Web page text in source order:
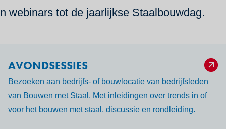
webinars tot de jaarlijkse Staalbouwdag.
AVONDSESSIES
Bezoeken aan bedrijfs- of bouwlocatie van bedrijfsleden
van Bouwen met Staal. Met inleidingen over trends in of
voor het bouwen met staal, discussie en rondleiding.